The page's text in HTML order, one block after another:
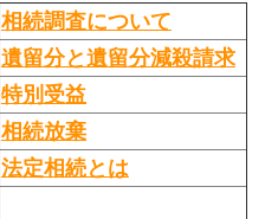
相続調査について
遺留分と遺留分減殺請求
特別受益
相続放棄
法定相続とは